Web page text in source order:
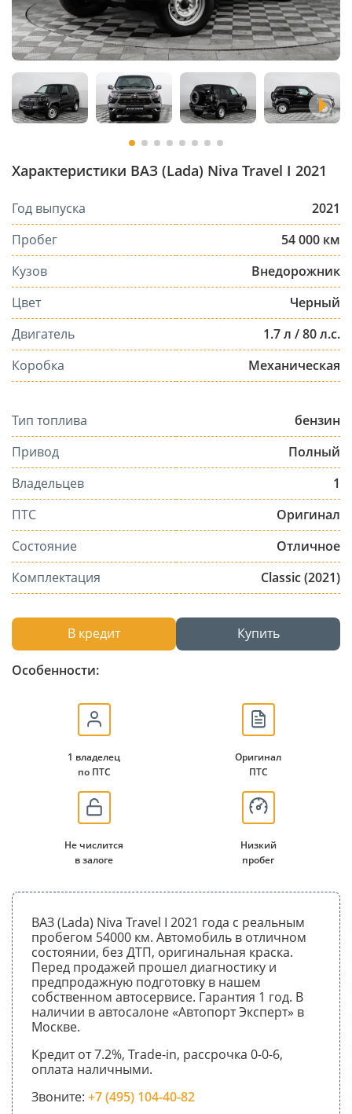
Характеристики ВАЗ (Lada) Niva Travel I 2021
Год выпуска
2021
Пробег
54 000 км
Кузов
Внедорожник
Цвет
Черный
Двигатель
1.7 л / 80 л.с.
Коробка
Механическая
Тип топлива
бензин
Привод
Полный
Владельцев
1
ПТС
Оригинал
Состояние
Отличное
Комплектация
Classic (2021)
В кредит Купить
Особенности:
1 владелец
по ПТС
Оригинал
ПТС
Не числится
в залоге
Низкий
пробег
ВАЗ (Lada) Niva Travel I 2021 года с реальным
пробегом 54000 км. Автомобиль в отличном
состоянии, без ДТП, оригинальная краска.
Перед продажей прошел диагностику и
предпродажную подготовку в нашем
собственном автосервисе. Гарантия 1 год. В
наличии в автосалоне «Автопорт Эксперт» в
Москве.
Кредит от 7.2%, Trade-in, рассрочка 0-0-6,
оплата наличными.
Звоните: +7 (495) 104-40-82